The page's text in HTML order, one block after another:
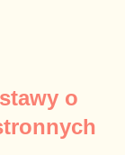
Skarbu
zarządy
o